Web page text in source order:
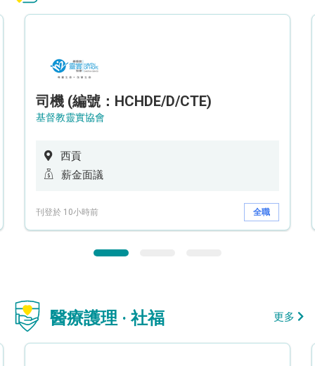
司機 (編號：HCHDE/D/CTE)
基督教靈實協會
西貢
薪金面議
刊登於 10小時前 全職
醫療護理 · 社福 更多